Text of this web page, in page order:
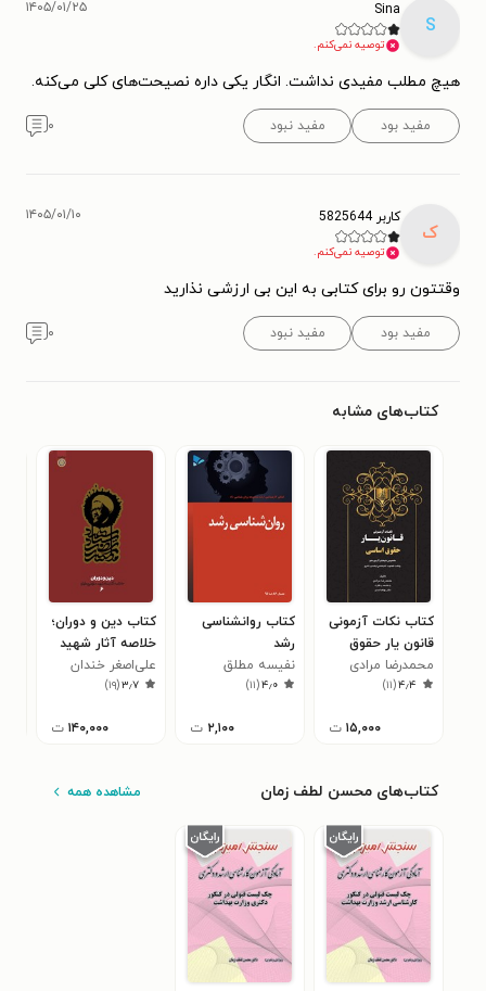
S
Sina
توصیه نمی‌کنم.
۱۴۰۵/۰۱/۲۵
هیچ مطلب مفیدی نداشت. انگار یکی داره نصیحت‌های کلی می‌کنه.
مفید بود مفید نبود ۰
ک
کاربر 5825644
توصیه نمی‌کنم.
۱۴۰۵/۰۱/۱۰
وقتتون رو برای کتابی به این بی ارزشی نذارید
مفید بود مفید نبود ۰
کتاب‌های مشابه
کتاب نکات آزمونی
قانون یار حقوق
اساسی
محمدرضا مرادی
۴٫۴(۱۱)
۱۵,۰۰۰ ت
کتاب روانشناسی
رشد
نفیسه مطلق
۴٫۰(۱۱)
۲,۱۰۰ ت
کتاب دین و دوران؛
خلاصه آثار شهید
مطهری (ره)
علی‌اصغر خندان
۳٫۷(۱۹)
۱۴۰,۰۰۰ ت
کتاب‌های محسن لطف زمان مشاهده همه